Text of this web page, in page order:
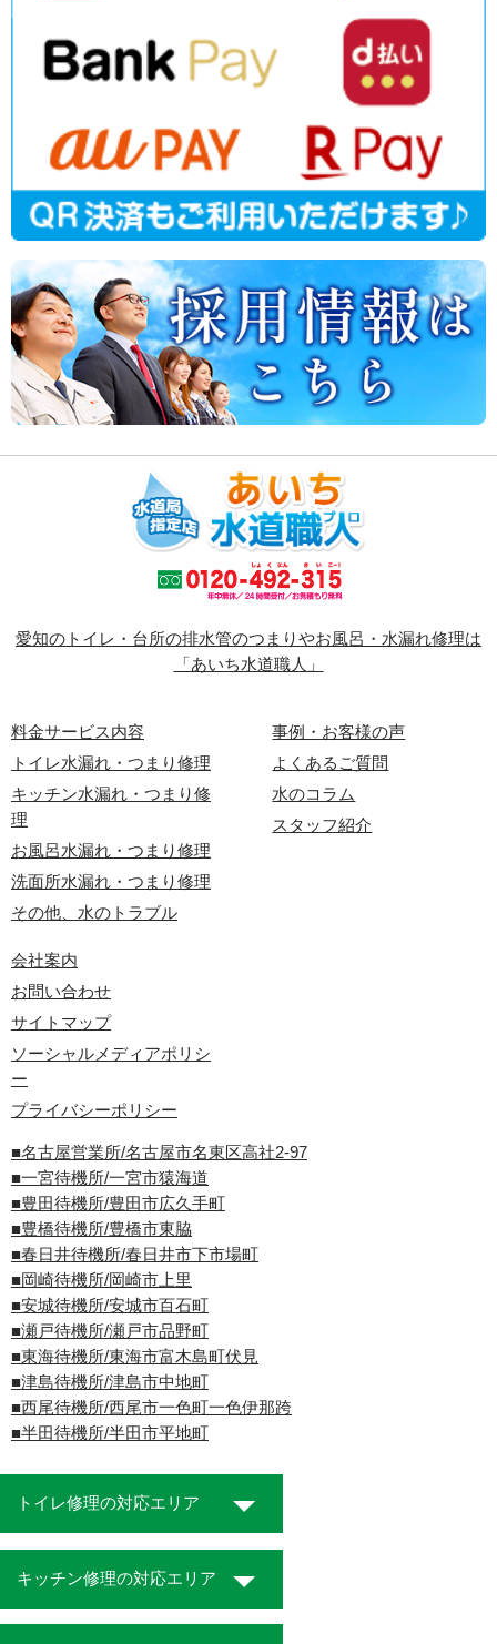
愛知のトイレ・台所の排水管のつまりやお風呂・水漏れ修理は
「あいち水道職人」
料金サービス内容
トイレ水漏れ・つまり修理
キッチン水漏れ・つまり修
理
お風呂水漏れ・つまり修理
洗面所水漏れ・つまり修理
その他、水のトラブル
事例・お客様の声
よくあるご質問
水のコラム
スタッフ紹介
会社案内
お問い合わせ
サイトマップ
ソーシャルメディアポリシ
ー
プライバシーポリシー
■名古屋営業所/名古屋市名東区高社2-97
■一宮待機所/一宮市猿海道
■豊田待機所/豊田市広久手町
■豊橋待機所/豊橋市東脇
■春日井待機所/春日井市下市場町
■岡崎待機所/岡崎市上里
■安城待機所/安城市百石町
■瀬戸待機所/瀬戸市品野町
■東海待機所/東海市富木島町伏見
■津島待機所/津島市中地町
■西尾待機所/西尾市一色町一色伊那跨
■半田待機所/半田市平地町
トイレ修理の対応エリア
キッチン修理の対応エリア